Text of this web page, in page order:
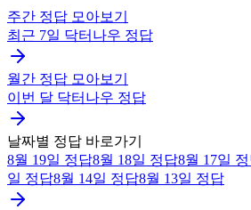
주간 정답 모아보기
최근 7일 닥터나우 정답
월간 정답 모아보기
이번 달 닥터나우 정답
날짜별 정답 바로가기
8월 19일 정답8월 18일 정답8월 17일
일 정답8월 14일 정답8월 13일 정답